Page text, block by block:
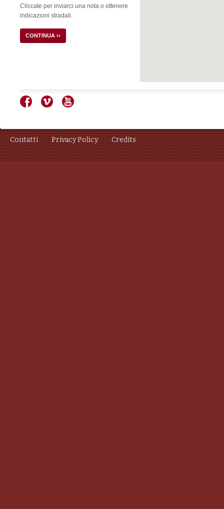
Cliccate per inviarci una nota o ottenere
indicazioni stradali.
CONTINUA ››
Contatti Privacy Policy Credits